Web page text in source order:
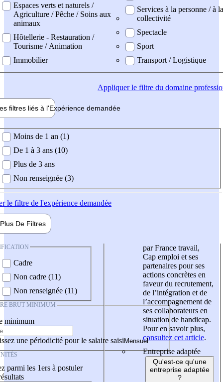
Espaces verts et naturels /
Agriculture / Pêche / Soins aux
animaux
Hôtellerie - Restauration /
Tourisme / Animation
Immobilier
Services à la personne / à la
collectivité
Spectacle
Sport
Transport / Logistique
Appliquerle filtre du domaine
filtres liés à l'Expérience demandée
demandée
Moins de 1 an (1)
De 1 à 3 ans (10)
Plus de 3 ans
Non renseignée (3)
le filtre de l'expérience demandée
Plus De Filtres
Cadre
Non cadre (11)
Non renseignée (11)
BRUT MINIMUM
minimum
une périodicité pour le salaire saisi
parmi les 1ers à postuler
par France travail,
Cap emploi et ses
partenaires pour ses
actions concrètes en
faveur du recrutement,
de l’intégration et de
l’accompagnement de
ses collaborateurs en
situation de handicap.
Pour en savoir plus,
consultez cet article.
Entreprise adaptée
Qu'est-ce qu'une
entreprise adaptée
?